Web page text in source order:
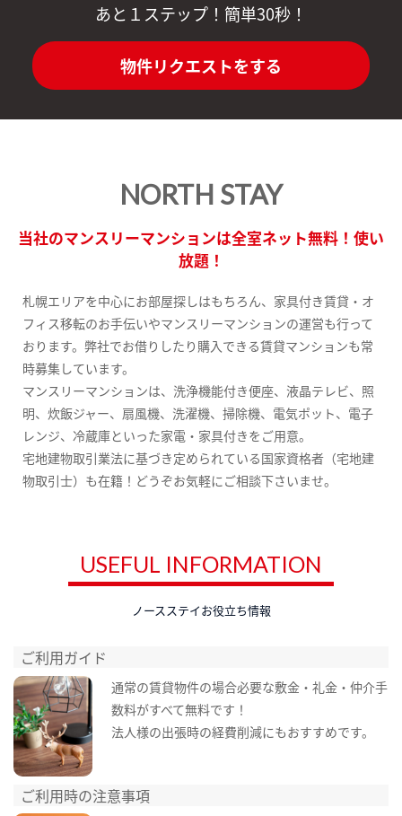
あと１ステップ！簡単30秒！
物件リクエストをする
NORTH STAY
当社のマンスリーマンションは全室ネット無料！使い
放題！
札幌エリアを中心にお部屋探しはもちろん、家具付き賃貸・オ
フィス移転のお手伝いやマンスリーマンションの運営も行って
おります。弊社でお借りしたり購入できる賃貸マンションも常
時募集しています。
マンスリーマンションは、洗浄機能付き便座、液晶テレビ、照
明、炊飯ジャー、扇風機、洗濯機、掃除機、電気ポット、電子
レンジ、冷蔵庫といった家電・家具付きをご用意。
宅地建物取引業法に基づき定められている国家資格者（宅地建
物取引士）も在籍！どうぞお気軽にご相談下さいませ。
USEFUL INFORMATION
ノースステイお役立ち情報
ご利用ガイド
通常の賃貸物件の場合必要な敷金・礼金・仲介手
数料がすべて無料です！
法人様の出張時の経費削減にもおすすめです。
ご利用時の注意事項